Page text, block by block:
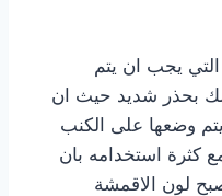
يجب ان يتم
بحذر شديد حيث ان
وضعها على الكنب
كثرة استخدامه بان
لون الاقمشة